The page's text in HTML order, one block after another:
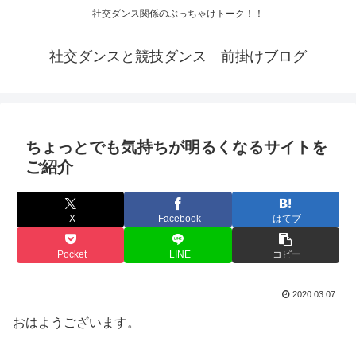
社交ダンス関係のぶっちゃけトーク！！
社交ダンスと競技ダンス 前掛けブログ
ちょっとでも気持ちが明るくなるサイトを
ご紹介
X Facebook はてブ
Pocket LINE コピー
2020.03.07
おはようございます。